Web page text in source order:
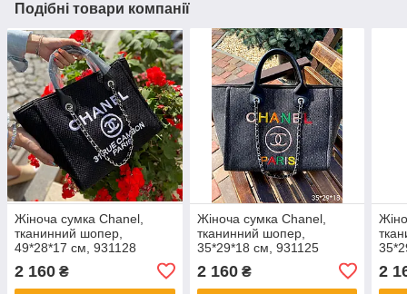
Подібні товари компанії
Жіноча сумка Chanel,
тканинний шопер,
49*28*17 см, 931128
2 160 ₴
Жіноча сумка Chanel,
тканинний шопер,
35*29*18 см, 931125
2 160₴ 2